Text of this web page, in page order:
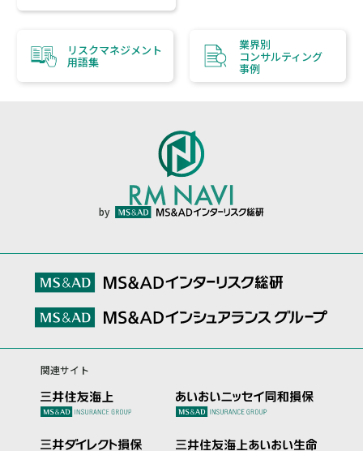
リスクマネジメント
用語集
業界別
コンサルティング
事例
by
関連サイト